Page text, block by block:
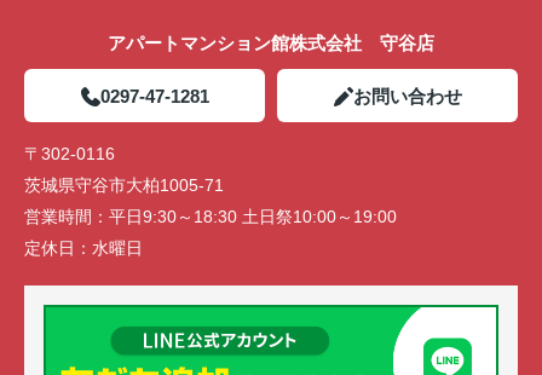
アパートマンション館株式会社 守谷店
0297-47-1281 お問い合わせ
〒302-0116
茨城県守谷市大柏1005-71
営業時間： 平日9:30～18:30 土日祭10:00～19:00
定休日： 水曜日